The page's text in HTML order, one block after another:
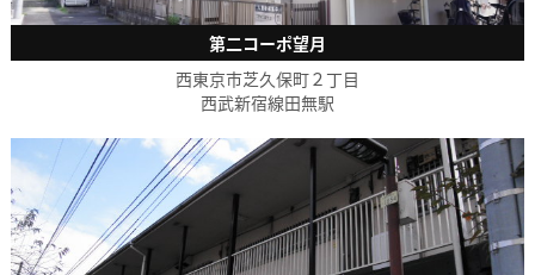
第二コーポ望月
西東京市芝久保町２丁目
西武新宿線田無駅